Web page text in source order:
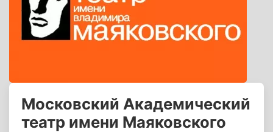
Московский Академический
театр имени Маяковского